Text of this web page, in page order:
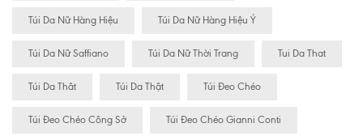
Túi Da Nữ Hàng Hiệu Túi Da Nữ Hàng Hiệu Ý
Túi Da Nữ Saffiano Túi Da Nữ Thời Trang Tui Da That
Túi Da Thât Túi Da Thật Túi Đeo Chéo
Túi Đeo Chéo Công Sở Túi Đeo Chéo Gianni Conti